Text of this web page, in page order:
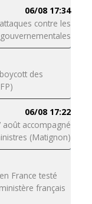
06/08 17:34
contre les
des
06/08 17:22
août accompagné
(Matignon)
France testé
français